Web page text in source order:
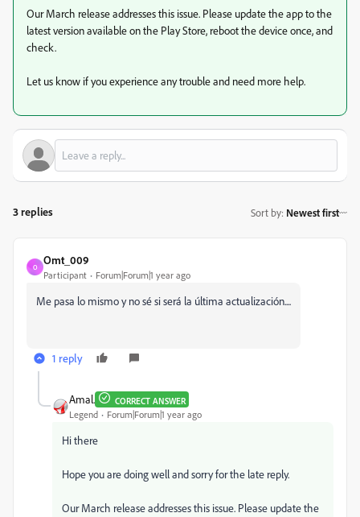
Our March release addresses this issue. Please update the app to the
latest version available on the Play Store, reboot the device once, and
check.
Let us know if you experience any trouble and need more help.
3 replies Sort by: Newest first
O
Omt_009
Participant Forum|Forum|1 year ago
Me pasa lo mismo y no sé si será la última actualización....
1 reply
Amal. CORRECT ANSWER
Legend Forum|Forum|1 year ago
Hi there
Hope you are doing well and sorry for the late reply.
Our March release addresses this issue. Please update the